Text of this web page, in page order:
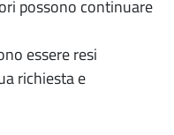
possono continuare
essere resi
richiesta e